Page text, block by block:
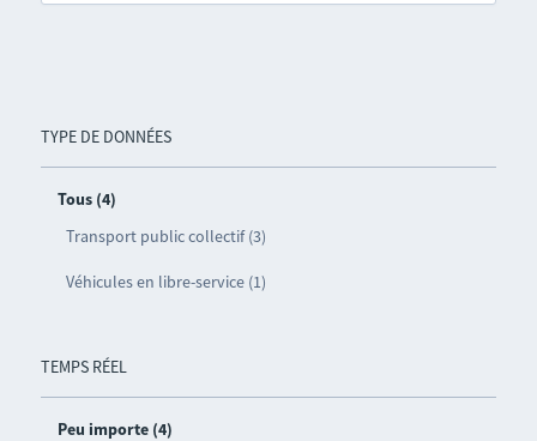
TYPE DE DONNÉES
Tous (4)
Transport public collectif (3)
Véhicules en libre-service (1)
TEMPS RÉEL
Peu importe (4)